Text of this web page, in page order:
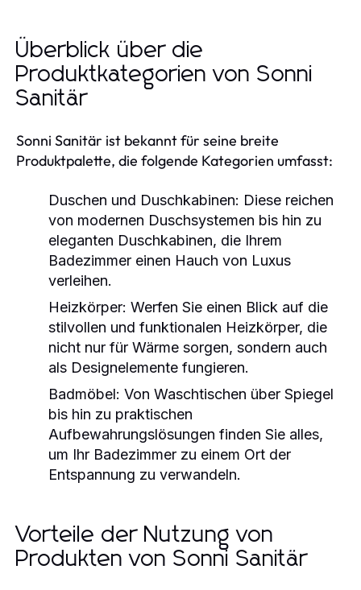
Überblick über die
Produktkategorien von Sonni
Sanitär
Sonni Sanitär ist bekannt für seine breite
Produktpalette, die folgende Kategorien umfasst:
Duschen und Duschkabinen: Diese reichen
von modernen Duschsystemen bis hin zu
eleganten Duschkabinen, die Ihrem
Badezimmer einen Hauch von Luxus
verleihen.
Heizkörper: Werfen Sie einen Blick auf die
stilvollen und funktionalen Heizkörper, die
nicht nur für Wärme sorgen, sondern auch
als Designelemente fungieren.
Badmöbel: Von Waschtischen über Spiegel
bis hin zu praktischen
Aufbewahrungslösungen finden Sie alles,
um Ihr Badezimmer zu einem Ort der
Entspannung zu verwandeln.
Vorteile der Nutzung von
Produkten von Sonni Sanitär